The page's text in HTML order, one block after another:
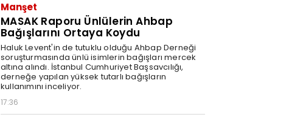
Manşet
MASAK Raporu Ünlülerin Ahbap
Bağışlarını Ortaya Koydu
Haluk Levent'in de tutuklu olduğu Ahbap Derneği
soruşturmasında ünlü isimlerin bağışları mercek
altına alındı. İstanbul Cumhuriyet Başsavcılığı,
derneğe yapılan yüksek tutarlı bağışların
kullanımını inceliyor.
17:36